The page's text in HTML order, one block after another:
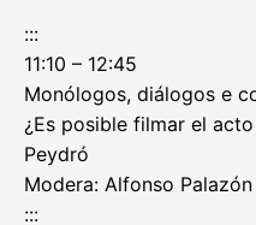
:::
11:10 – 12:45
Monólogos, diálogos e
¿Es posible filmar el
Peydró
Modera: Alfonso Palazón
:::